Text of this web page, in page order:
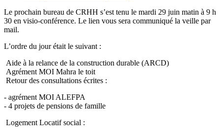
Le prochain bureau de CRHH s’est tenu le mardi 29 juin matin à 9 h
30 en visio-conférence. Le lien vous sera communiqué la veille par
mail.
L’ordre du jour était le suivant :
Aide à la relance de la construction durable (ARCD)
Agrément MOI Mahra le toit
Retour des consultations écrites :
- agrément MOI ALEFPA
- 4 projets de pensions de famille
Logement Locatif social :